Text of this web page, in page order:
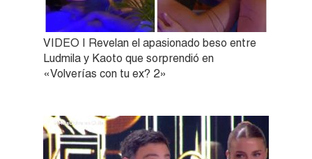
VIDEO | Revelan el apasionado beso entre
Ludmila y Kaoto que sorprendió en
«Volverías con tu ex? 2»